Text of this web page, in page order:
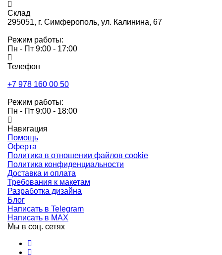
Склад
295051, г. Симферополь, ул. Калинина, 67
Режим работы:
Пн - Пт 9:00 - 17:00
Телефон
+7 978 160 00 50
Режим работы:
Пн - Пт 9:00 - 18:00
Навигация
Помощь
Оферта
Политика в отношении файлов cookie
Политика конфиденциальности
Доставка и оплата
Требования к макетам
Разработка дизайна
Блог
Написать в Telegram
Написать в MAX
Мы в соц. сетях